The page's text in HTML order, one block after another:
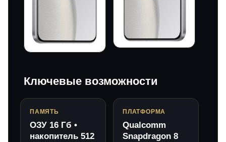
Ключевые возможности
ПАМЯТЬ
ОЗУ 16 Гб •
накопитель 512
ПЛАТФОРМА
Qualcomm
Snapdragon 8